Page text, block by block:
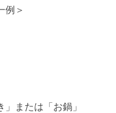
例＞
」または「お鍋」